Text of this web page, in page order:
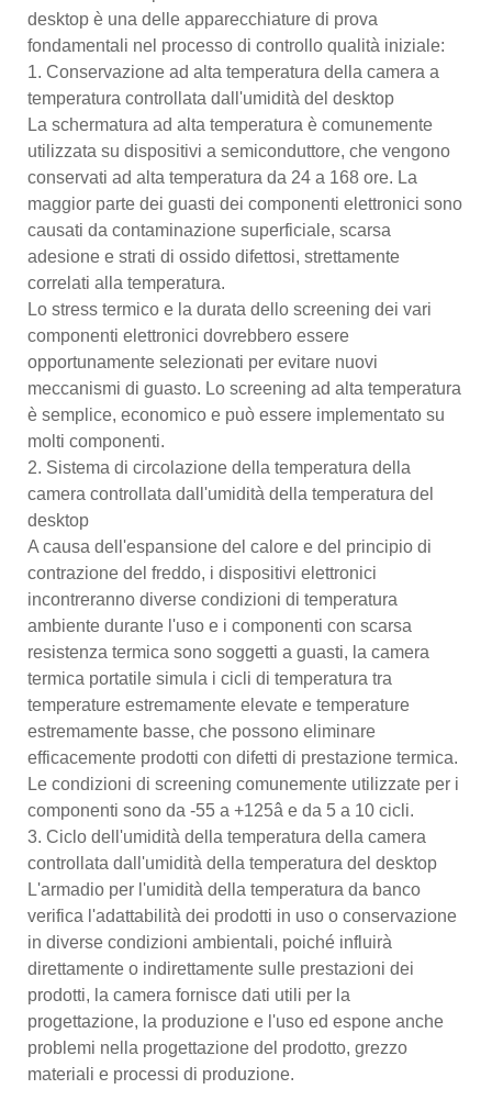
desktop è una delle apparecchiature di prova
fondamentali nel processo di controllo qualità iniziale:
1. Conservazione ad alta temperatura della camera a
temperatura controllata dall'umidità del desktop
La schermatura ad alta temperatura è comunemente
utilizzata su dispositivi a semiconduttore, che vengono
conservati ad alta temperatura da 24 a 168 ore. La
maggior parte dei guasti dei componenti elettronici sono
causati da contaminazione superficiale, scarsa
adesione e strati di ossido difettosi, strettamente
correlati alla temperatura.
Lo stress termico e la durata dello screening dei vari
componenti elettronici dovrebbero essere
opportunamente selezionati per evitare nuovi
meccanismi di guasto. Lo screening ad alta temperatura
è semplice, economico e può essere implementato su
molti componenti.
2. Sistema di circolazione della temperatura della
camera controllata dall'umidità della temperatura del
desktop
A causa dell'espansione del calore e del principio di
contrazione del freddo, i dispositivi elettronici
incontreranno diverse condizioni di temperatura
ambiente durante l'uso e i componenti con scarsa
resistenza termica sono soggetti a guasti, la camera
termica portatile simula i cicli di temperatura tra
temperature estremamente elevate e temperature
estremamente basse, che possono eliminare
efficacemente prodotti con difetti di prestazione termica.
Le condizioni di screening comunemente utilizzate per i
componenti sono da -55 a +125â e da 5 a 10 cicli.
3. Ciclo dell'umidità della temperatura della camera
controllata dall'umidità della temperatura del desktop
L'armadio per l'umidità della temperatura da banco
verifica l'adattabilità dei prodotti in uso o conservazione
in diverse condizioni ambientali, poiché influirà
direttamente o indirettamente sulle prestazioni dei
prodotti, la camera fornisce dati utili per la
progettazione, la produzione e l'uso ed espone anche
problemi nella progettazione del prodotto, grezzo
materiali e processi di produzione.